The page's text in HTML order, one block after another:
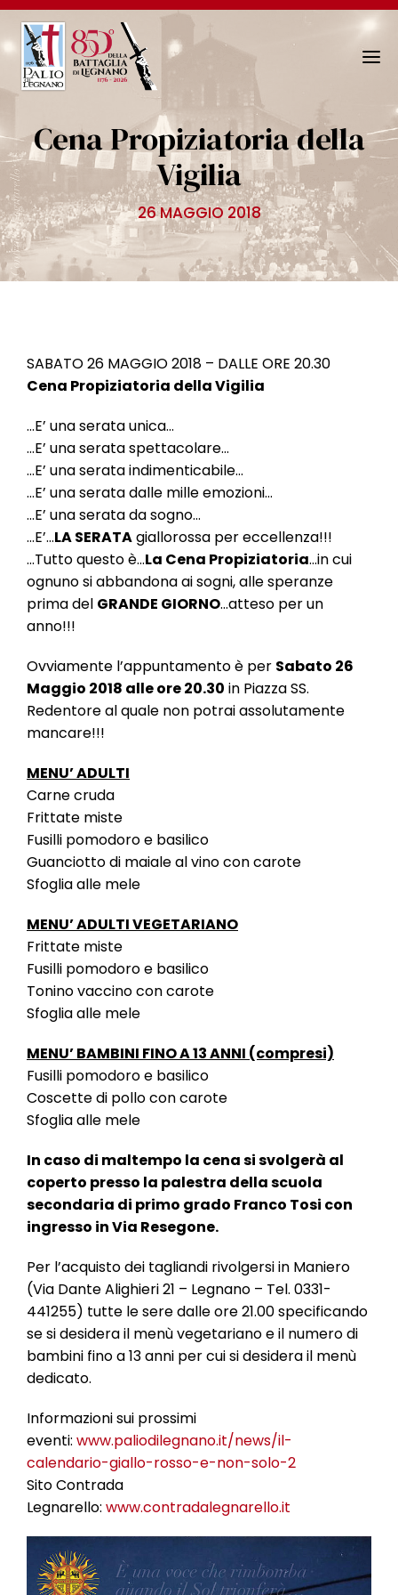
N
i
g
a
o
Cena Propiziatoria della
Vigilia
26 MAGGIO 2018
SABATO 26 MAGGIO 2018 – DALLE ORE 20.30
Cena Propiziatoria della Vigilia
…E’ una serata unica…
…E’ una serata spettacolare…
…E’ una serata indimenticabile…
…E’ una serata dalle mille emozioni…
…E’ una serata da sogno…
…E’…LA SERATAgiallorossa per eccellenza!!!
…Tutto questo è…La Cena Propiziatoria…in cui
ognuno si abbandona ai sogni, alle speranze
prima del GRANDE GIORNO…atteso per un
anno!!!
Ovviamente l’appuntamento è per Sabato 26
Maggio 2018 alle ore 20.30 in Piazza SS.
Redentore al quale non potrai assolutamente
mancare!!!
MENU’ ADULTI
Carne cruda
Frittate miste
Fusilli pomodoro e basilico
Guanciotto di maiale al vino con carote
Sfoglia alle mele
MENU’ ADULTI VEGETARIANO
Frittate miste
Fusilli pomodoro e basilico
Tonino vaccino con carote
Sfoglia alle mele
MENU’ BAMBINI FINO A 13 ANNI (compresi)
Fusilli pomodoro e basilico
Coscette di pollo con carote
Sfoglia alle mele
In caso di maltempo la cena si svolgerà al
coperto presso la palestra della scuola
secondaria di primo grado Franco Tosi con
ingresso in Via Resegone.
Per l’acquisto dei tagliandi rivolgersi in Maniero
(Via Dante Alighieri 21 – Legnano – Tel. 0331-
441255) tutte le sere dalle ore 21.00 specificando
se si desidera il menù vegetariano e il numero di
bambini fino a 13 anni per cui si desidera il menù
dedicato.
Informazioni sui prossimi
eventi: www.paliodilegnano.it/news/il-
calendario-giallo-rosso-e-non-solo-2
Sito Contrada
Legnarello: www.contradalegnarello.it